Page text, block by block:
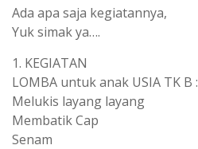
Ada apa saja kegiatannya,
Yuk simak ya….
1. KEGIATAN
LOMBA untuk anak USIA TK B :
Melukis layang layang
Membatik Cap
Senam